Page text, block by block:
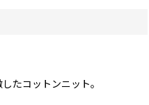
たコットンニット。